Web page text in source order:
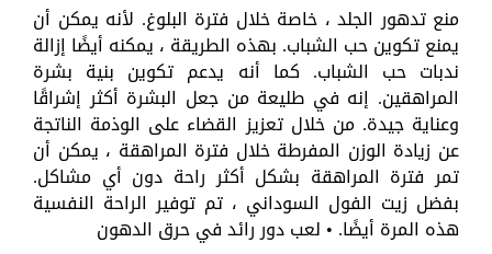
منع تدهور الجلد ، خاصة خلال فترة البلوغ. لأنه يمكن أن
يمنع تكوين حب الشباب. بهذه الطريقة ، يمكنه أيضًا إزالة
ندبات حب الشباب. كما أنه يدعم تكوين بنية بشرة
المراهقين. إنه في طليعة من جعل البشرة أكثر إشراقًا
وعناية جيدة. من خلال تعزيز القضاء على الوذمة الناتجة
عن زيادة الوزن المفرطة خلال فترة المراهقة ، يمكن أن
تمر فترة المراهقة بشكل أكثر راحة دون أي مشاكل.
بفضل زيت الفول السوداني ، تم توفير الراحة النفسية
هذه المرة أيضًا. • لعب دور رائد في حرق الدهون